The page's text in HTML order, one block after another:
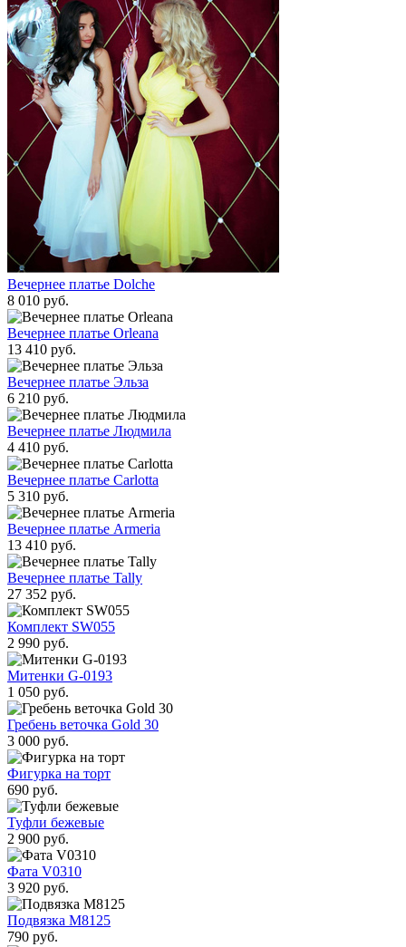
Вечернее платье Dolche
8 010 руб.
Вечернее платье Orleana
13 410 руб.
Вечернее платье Эльза
6 210 руб.
Вечернее платье Людмила
4 410 руб.
Вечернее платье Carlotta
5 310 руб.
Вечернее платье Armeria
13 410 руб.
Вечернее платье Tally
27 352 руб.
Комплект SW055
2 990 руб.
Митенки G-0193
1 050 руб.
Гребень веточка Gold 30
3 000 руб.
Фигурка на торт
690 руб.
Туфли бежевые
2 900 руб.
Фата V0310
3 920 руб.
Подвязка М8125
790 руб.